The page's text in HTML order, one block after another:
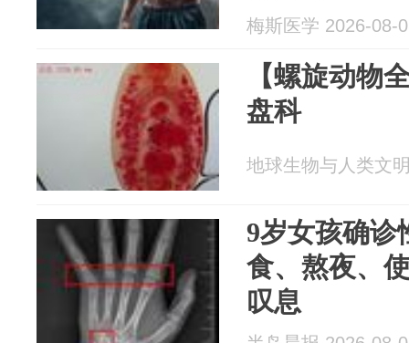
子计数下降
恶劣
梅斯医学 2026-08-
【螺旋动物
盘科
地球生物与人类文
9岁女孩确诊
食、熬夜、
叹息